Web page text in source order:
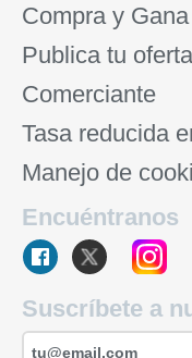
Compra y Gana
Publica tu
Comerciante
Tasa reducida
Manejo de
Encuéntranos
Suscríbete a